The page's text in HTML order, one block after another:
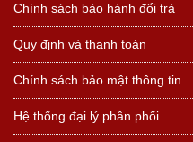
Chính sách bảo hành đổi trả
Quy định và thanh toán
Chính sách bảo mật thông tin
Hệ thống đại lý phân phối